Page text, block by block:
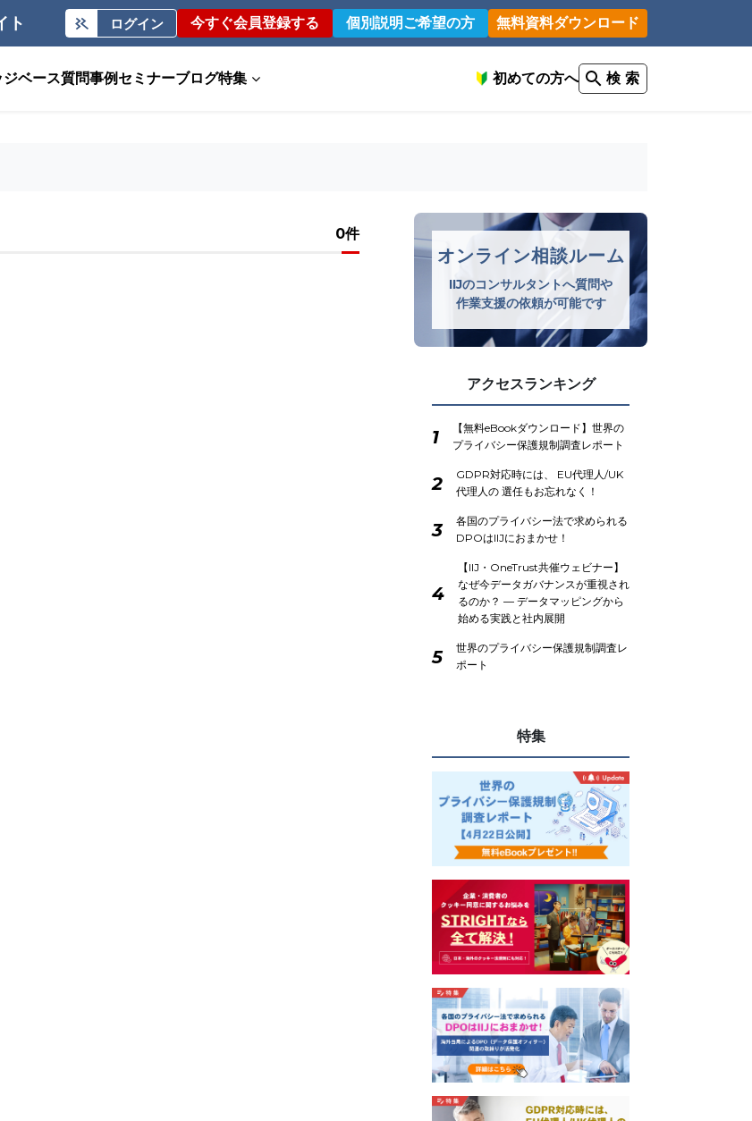
ト ログイン 今すぐ会員登録する 個別説明ご希望の方 無料資料ダウンロード
ベース質問事例 セミナーブログ特集 初めての方へ 検 索
0件
オンライン相談ルーム
IIJのコンサルタントへ質問や
作業支援の依頼が可能です
アクセスランキング
1
【無料eBookダウンロード】世界の
プライバシー保護規制調査レポート
2
GDPR対応時には、 EU代理人/UK
代理人の 選任もお忘れなく！
3
各国のプライバシー法で求められる
DPOはIIJにおまかせ！
4
【IIJ・OneTrust共催ウェビナー】
なぜ今データガバナンスが重視され
るのか？ ― データマッピングから
始める実践と社内展開
5
世界のプライバシー保護規制調査レ
ポート
特集